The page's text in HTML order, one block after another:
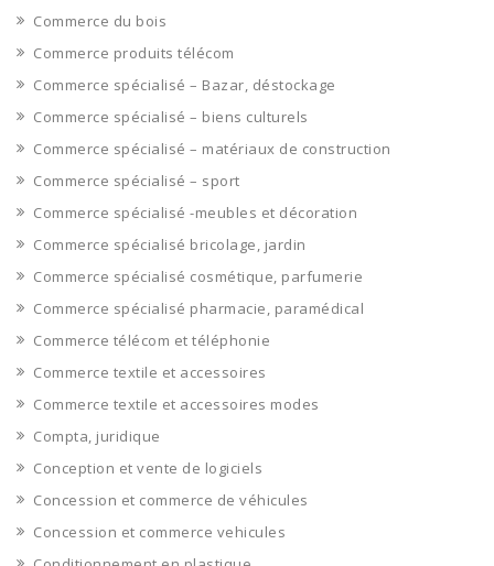
Commerce du bois
Commerce produits télécom
Commerce spécialisé – Bazar, déstockage
Commerce spécialisé – biens culturels
Commerce spécialisé – matériaux de construction
Commerce spécialisé – sport
Commerce spécialisé -meubles et décoration
Commerce spécialisé bricolage, jardin
Commerce spécialisé cosmétique, parfumerie
Commerce spécialisé pharmacie, paramédical
Commerce télécom et téléphonie
Commerce textile et accessoires
Commerce textile et accessoires modes
Compta, juridique
Conception et vente de logiciels
Concession et commerce de véhicules
Concession et commerce vehicules